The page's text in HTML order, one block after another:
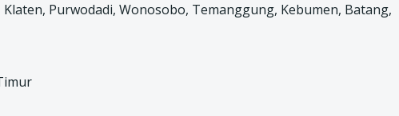
Purwodadi, Wonosobo, Temanggung, Kebumen, Batang,